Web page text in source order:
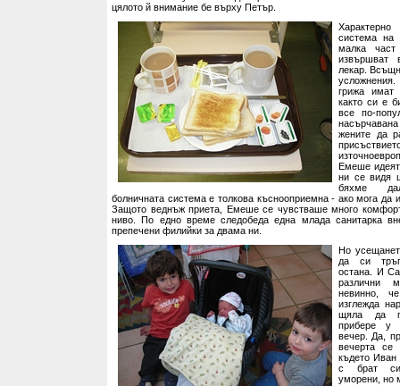
цялото й внимание бе върху Петър.
система на
малка
извършват
лекар.
грижа имат
както си е
все по-
жените да
Емеше
ни се видя
бяхме
болничната система е толкова къснооприемна - ако мога да
Защото веднъж приета, Емеше се чувстваше много
ниво. По едно време следобеда една млада санитарка
препечени филийки за двама ни.
Но
да си
остана. И
различни
невинно,
изглежда
щяла да
прибере у
вечер. Да,
вечерта се
където
с брат
уморени, но